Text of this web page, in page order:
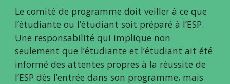
Le comité de programme doit veiller à ce que
l’étudiante ou l’étudiant soit préparé à l’ESP.
Une responsabilité qui implique non
seulement que l’étudiante et l’étudiant ait été
informé des attentes propres à la réussite de
l’ESP dès l’entrée dans son programme, mais